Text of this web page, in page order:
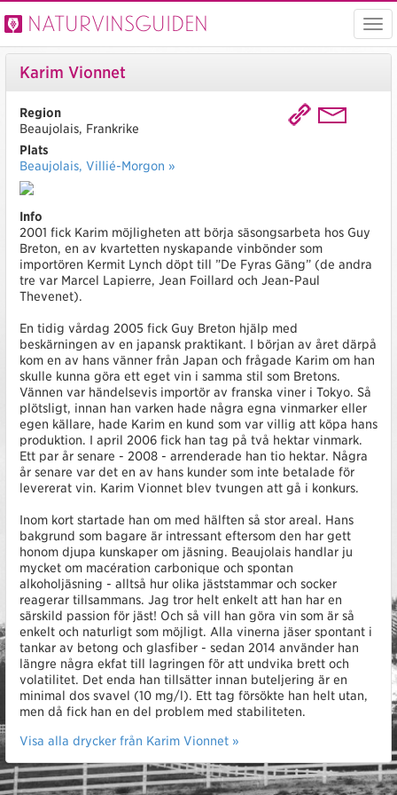
Visa
Naturvinsguiden
Karim Vionnet
Region
Beaujolais, Frankrike
Plats
Beaujolais, Villié-Morgon »
Info
2001 fick Karim möjligheten att börja säsongsarbeta hos Guy
Breton, en av kvartetten nyskapande vinbönder som
importören Kermit Lynch döpt till ”De Fyras Gäng” (de andra
tre var Marcel Lapierre, Jean Foillard och Jean-Paul
Thevenet).
En tidig vårdag 2005 fick Guy Breton hjälp med
beskärningen av en japansk praktikant. I början av året därpå
kom en av hans vänner från Japan och frågade Karim om han
skulle kunna göra ett eget vin i samma stil som Bretons.
Vännen var händelsevis importör av franska viner i Tokyo. Så
plötsligt, innan han varken hade några egna vinmarker eller
egen källare, hade Karim en kund som var villig att köpa hans
produktion. I april 2006 fick han tag på två hektar vinmark.
Ett par år senare - 2008 - arrenderade han tio hektar. Några
år senare var det en av hans kunder som inte betalade för
levererat vin. Karim Vionnet blev tvungen att gå i konkurs.
Inom kort startade han om med hälften så stor areal. Hans
bakgrund som bagare är intressant eftersom den har gett
honom djupa kunskaper om jäsning. Beaujolais handlar ju
mycket om macération carbonique och spontan
alkoholjäsning - alltså hur olika jäststammar och socker
reagerar tillsammans. Jag tror helt enkelt att han har en
särskild passion för jäst! Och så vill han göra vin som är så
enkelt och naturligt som möjligt. Alla vinerna jäser spontant i
tankar av betong och glasfiber - sedan 2014 använder han
längre några ekfat till lagringen för att undvika brett och
volatilitet. Det enda han tillsätter innan buteljering är en
minimal dos svavel (10 mg/l). Ett tag försökte han helt utan,
men då fick han en del problem med stabiliteten.
Visa alla drycker från Karim Vionnet »